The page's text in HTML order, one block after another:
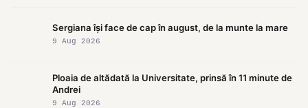
Sergiana își face de cap în august, de la munte la mare
9 Aug 2026
Ploaia de altădată la Universitate, prinsă în 11 minute de
Andrei
9 Aug 2026